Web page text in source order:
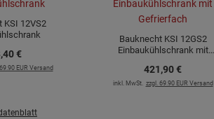
KSI 12VS2
40€
EUR Versand
Bauknecht KSI 12GS2
Einbaukühlschrank mit
421,90€
inkl. MwSt. zzgl. 69.90 EUR Versand